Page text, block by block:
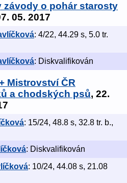
závody o pohár starosty
05. 2017
: 4/22, 44.29 s, 5.0 tr.
: Diskvalifikován
Mistrovství ČR
a chodských psů, 22.
: 15/24, 48.8 s, 32.8 tr. b.,
: Diskvalifikován
: 10/24, 44.08 s, 21.08